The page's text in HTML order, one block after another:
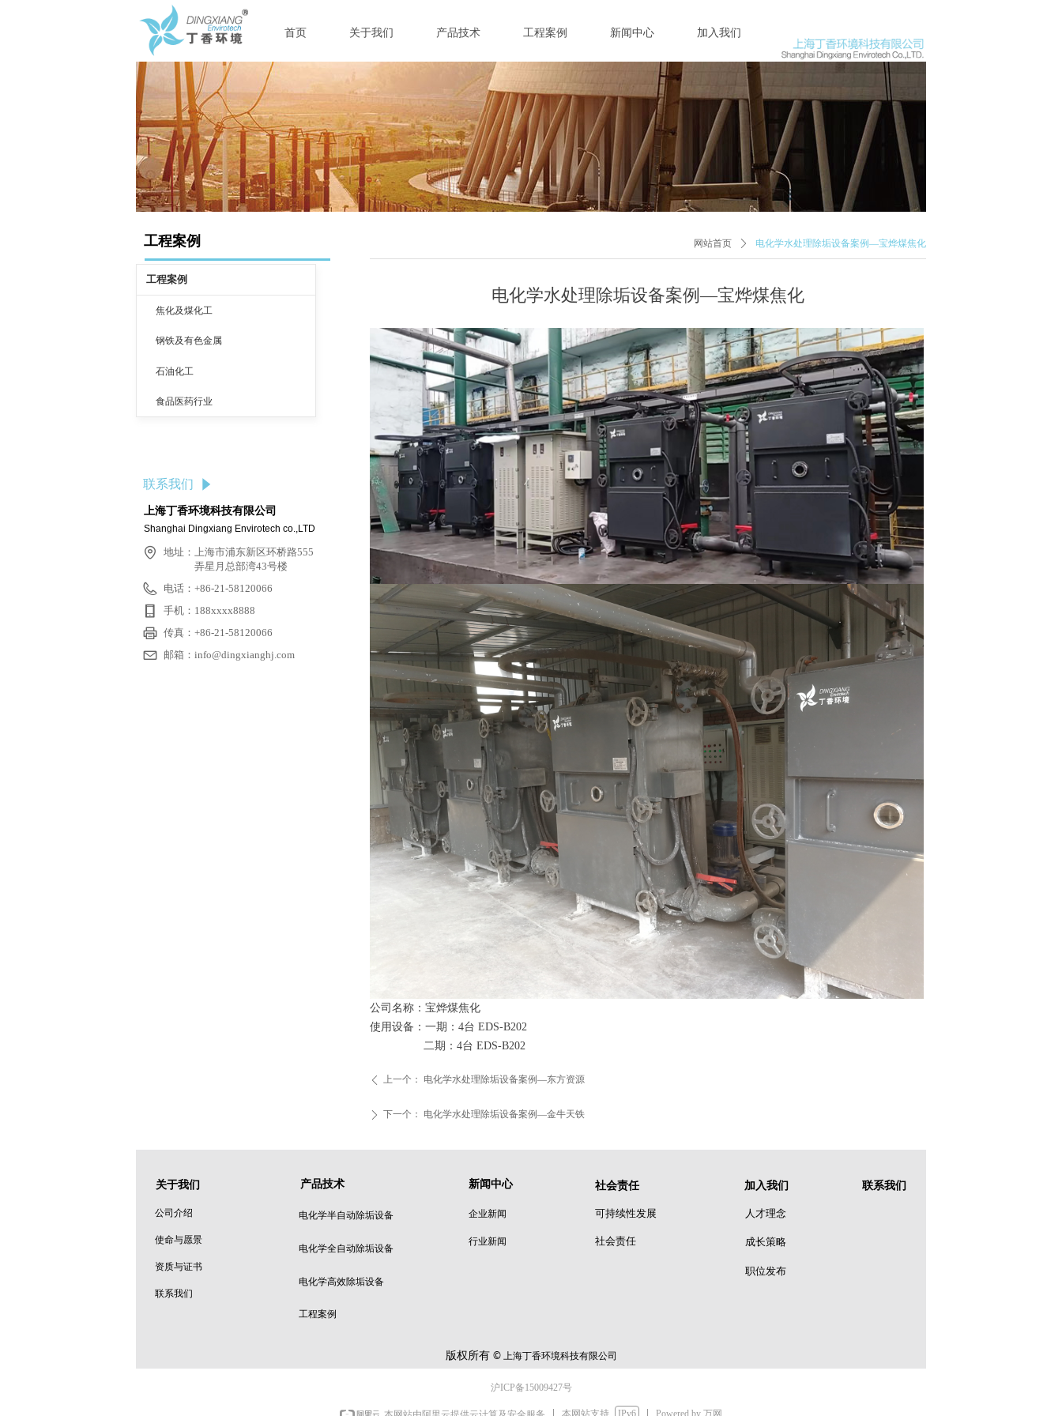
首页 关于我们 产品技术 工程案例 新闻中心 加入我们
地址： 上海市浦东新区环桥路555
弄星月总部湾43号楼
电话： +86-21-58120066
手机： 188xxxx8888
传真： +86-21-58120066
邮箱： info@dingxianghj.com
上海丁香环境科技有限公司
Shanghai Dingxiang Envirotech co.,LTD
联系我们 념
ꄴ 上一个： 电化学水处理除垢设备案例—东方资源
ꄲ 下一个： 电化学水处理除垢设备案例—金牛天铁
公司名称：宝烨煤焦化
使用设备：一期：4台 EDS-B202
二期：4台 EDS-B202
工程案例
工程案例
焦化及煤化工
钢铁及有色金属
石油化工
食品医药行业
网站首页 ꄲ 电化学水处理除垢设备案例—宝烨煤焦化
电化学水处理除垢设备案例—宝烨煤焦化
公司介绍
使命与愿景
资质与证书
联系我们
关于我们
电化学半自动除垢设备
电化学全自动除垢设备
电化学高效除垢设备
工程案例
产品技术
企业新闻
行业新闻
新闻中心
可持续性发展
社会责任
社会责任
人才理念
成长策略
职位发布
加入我们
版权所有 © 上海丁香环境科技有限公司
联系我们
沪ICP备15009427号
本网站支持 IPv6 Powered by 万网